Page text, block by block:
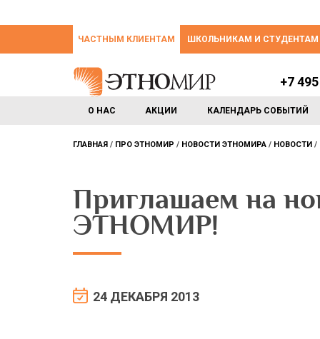
ЧАСТНЫМ КЛИЕНТАМ ШКОЛЬНИКАМ И СТУДЕНТАМ
О НАС АКЦИИ КАЛЕНДАРЬ СОБЫТИЙ
+7
ГЛАВНАЯ ПРО ЭТНОМИР НОВОСТИ ЭТНОМИРА НОВОСТИ
Приглашаем на
ЭТНОМИР!
24 ДЕКАБРЯ 2013